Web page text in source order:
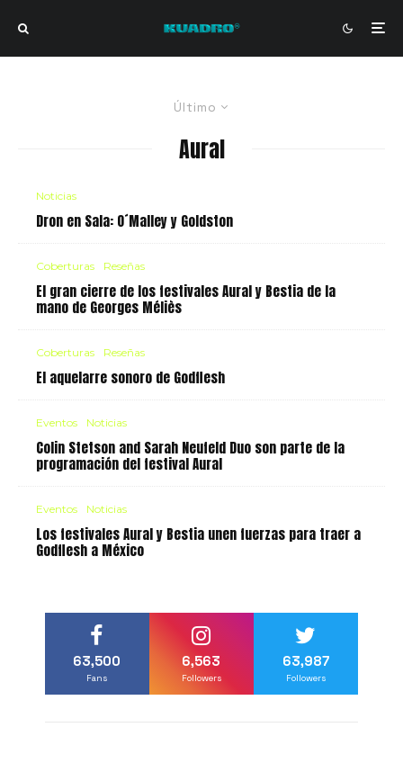
Último
Aural
Noticias
Dron en Sala: O´Malley y Goldston
Coberturas Reseñas
El gran cierre de los festivales Aural y Bestia de la
mano de Georges Méliès
Coberturas Reseñas
El aquelarre sonoro de Godflesh
Eventos Noticias
Colin Stetson and Sarah Neufeld Duo son parte de la
programación del festival Aural
Eventos Noticias
Los festivales Aural y Bestia unen fuerzas para traer a
Godflesh a México
63,500
Fans
6,563
Followers
63,987
Followers